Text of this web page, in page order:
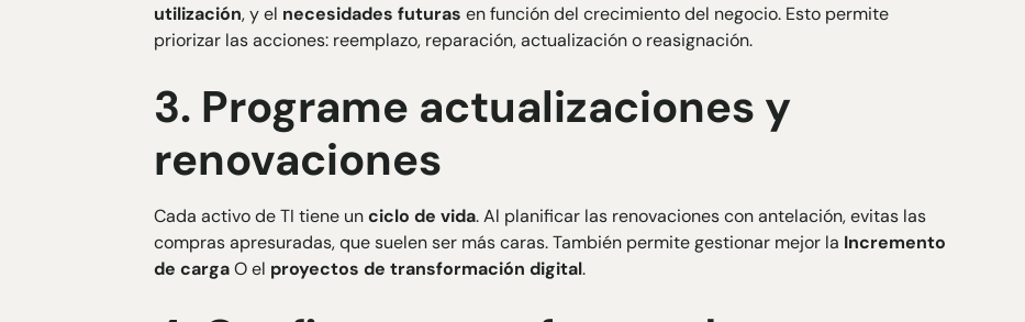
utilización, y el necesidades futuras en función del crecimiento del negocio. Esto permite
priorizar las acciones: reemplazo, reparación, actualización o reasignación.
3. Programe actualizaciones y
renovaciones
Cada activo de TI tiene unciclo de vida. Al planificar las renovaciones con antelación, evitas las
compras apresuradas, que suelen ser más caras. También permite gestionar mejor la Incremento
de cargaO el proyectos de transformación digital.